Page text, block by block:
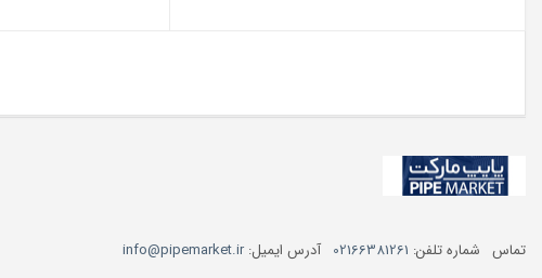
تماس شماره تلفن: 02166381261 آدرس ایمیل:info@pipemarket.ir